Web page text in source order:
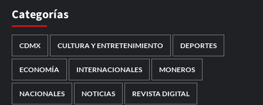
Categorías
CDMX CULTURA Y ENTRETENIMIENTO DEPORTES
ECONOMÍA INTERNACIONALES MONEROS
NACIONALES NOTICIAS REVISTA DIGITAL